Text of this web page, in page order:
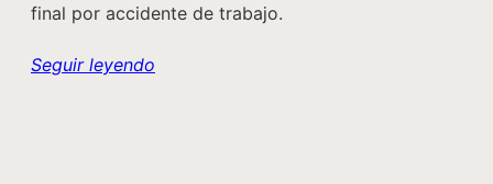
final por accidente de trabajo.
Seguir leyendo